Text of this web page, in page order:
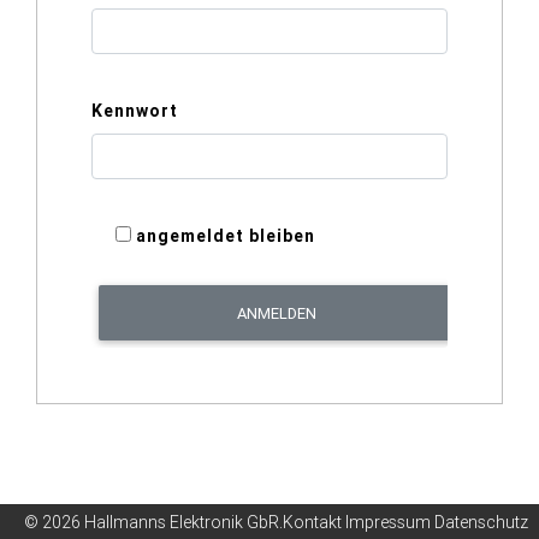
Kennwort
angemeldet bleiben
© 2026 Hallmanns Elektronik GbR.Kontakt Impressum Datenschutz